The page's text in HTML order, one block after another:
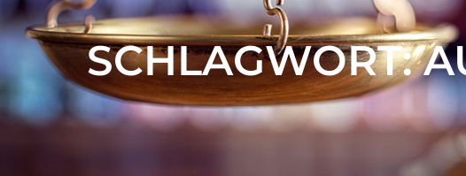
SCHLAGWORT: